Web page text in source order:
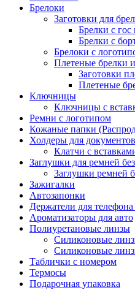
Брелоки
Заготовки для
Брелки с
Брелки с
Брелоки с
Плетеные брелки
Заготовки
Плетеные
Ключницы
Ключницы с
Ремни с логотипом
Кожаные папки
Холдеры для документов
Клатчи с
Заглушки для ремней
Заглушки ремней
Зажигалки
Автозапонки
Держатели для
Ароматизаторы для авто
Полиуретановые линзы
Силиконовые
Силиконовые
Таблички с номером
Термосы
Подарочная упаковка